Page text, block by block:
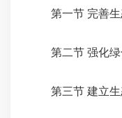
第一节 完善
第二节 强化
第三节 建立